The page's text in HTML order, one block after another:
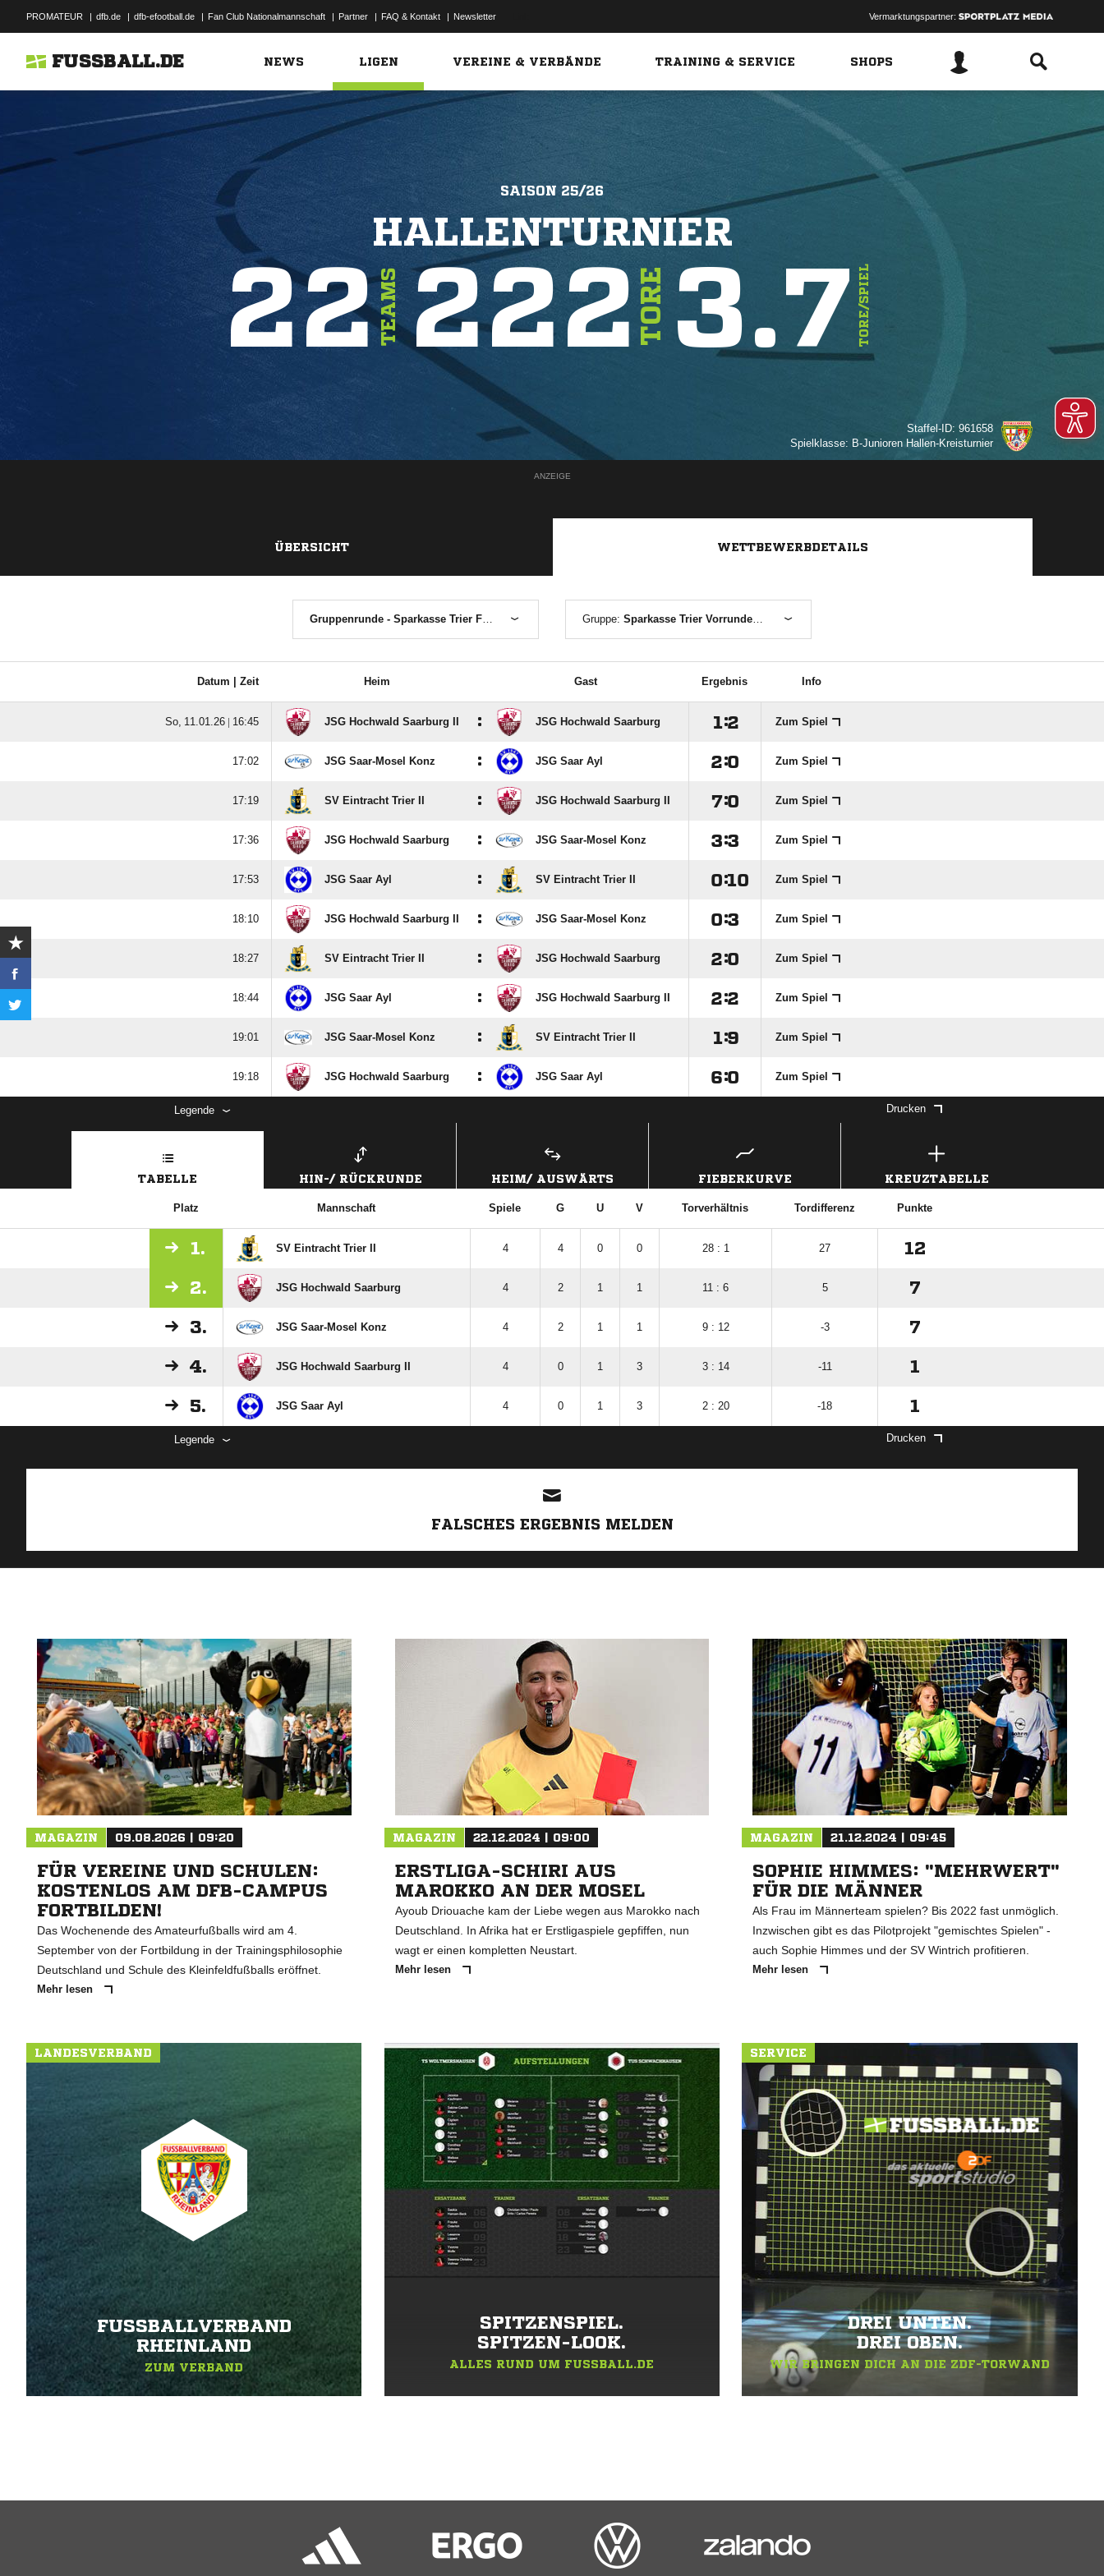
PROMATEUR | dfb.de | dfb-efootball.de | Fan Club Nationalmannschaft | Partner | FAQ & Kontakt | Newsletter Vermarktungspartner:
FUSSBALL.DE NEWS LIGEN VEREINE & VERBÄNDE TRAINING & SERVICE SHOPS
SAISON 25/26
HALLENTURNIER
22TEAMS222TORE 3.7TORE/SPIEL
Staffel-ID: 961658
Spielklasse: B-Junioren Hallen-Kreisturnier
ANZEIGE
ÜBERSICHT WETTBEWERBDETAILS
Gruppenrunde - Sparkasse Trier Futsal-Kreishallenmeisterschaft 2025-2026 Gruppe:Sparkasse Trier Vorrundenturnier Saarburg
Datum | Zeit Heim Gast Ergebnis Info
  |  JSG Hochwald Saarburg II : JSG Hochwald Saarburg : Zum Spiel
 JSG Saar-Mosel Konz : JSG Saar Ayl : Zum Spiel
 SV Eintracht Trier II : JSG Hochwald Saarburg II : Zum Spiel
 JSG Hochwald Saarburg : JSG Saar-Mosel Konz : Zum Spiel
 JSG Saar Ayl : SV Eintracht Trier II : Zum Spiel
 JSG Hochwald Saarburg II : JSG Saar-Mosel Konz : Zum Spiel
 SV Eintracht Trier II : JSG Hochwald Saarburg : Zum Spiel
 JSG Saar Ayl : JSG Hochwald Saarburg II : Zum Spiel
 JSG Saar-Mosel Konz : SV Eintracht Trier II : Zum Spiel
 JSG Hochwald Saarburg : JSG Saar Ayl : Zum Spiel
Legende Drucken
TABELLE HIN-/ RÜCKRUNDE HEIM/ AUSWÄRTS FIEBERKURVE KREUZTABELLE
Platz Mannschaft Spiele G U V Torverhältnis Tordifferenz Punkte
1. SV Eintracht Trier II 4 4 0 0 28 : 1 27 12
2. JSG Hochwald Saarburg 4 2 1 1 11 : 6 5 7
3. JSG Saar-Mosel Konz 4 2 1 1 9 : 12 -3 7
4. JSG Hochwald Saarburg II 4 0 1 3 3 : 14 -11 1
5. JSG Saar Ayl 4 0 1 3 2 : 20 -18 1
Legende Drucken
FALSCHES ERGEBNIS MELDEN
MAGAZIN 09.08.2026 | 09:20
FÜR VEREINE UND SCHULEN:
KOSTENLOS AM DFB-CAMPUS
FORTBILDEN!
Das Wochenende des Amateurfußballs wird am 4.
September von der Fortbildung in der Trainingsphilosophie
Deutschland und Schule des Kleinfeldfußballs eröffnet.
Mehr lesen
MAGAZIN 22.12.2024 | 09:00
ERSTLIGA-SCHIRI AUS
MAROKKO AN DER MOSEL
Ayoub Driouache kam der Liebe wegen aus Marokko nach
Deutschland. In Afrika hat er Erstligaspiele gepfiffen, nun
wagt er einen kompletten Neustart.
Mehr lesen
MAGAZIN 21.12.2024 | 09:45
SOPHIE HIMMES: "MEHRWERT"
FÜR DIE MÄNNER
Als Frau im Männerteam spielen? Bis 2022 fast unmöglich.
Inzwischen gibt es das Pilotprojekt "gemischtes Spielen" -
auch Sophie Himmes und der SV Wintrich profitieren.
Mehr lesen
LANDESVERBAND
FUSSBALLVERBAND R
HEINLAND
ZUM VERBAND
SPITZENSPIEL.
SPITZEN-LOOK.
ALLES RUND UM FUSSBALL.DE
SERVICE
DREI UNTEN.
DREI OBEN.
WIR BRINGEN DICH AN DIE ZDF-TORWAND